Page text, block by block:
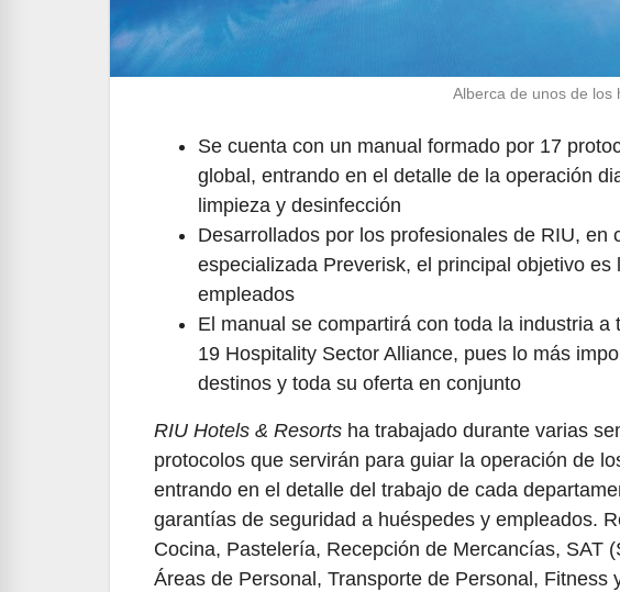
Alberca de unos de los
Se cuenta con un manual formado por 17
global, entrando en el detalle de la operación
limpieza y desinfección
Desarrollados por los profesionales de RIU, en
especializada Preverisk, el principal objetivo
empleados
El manual se compartirá con toda la industria
19 Hospitality Sector Alliance, pues lo más
destinos y toda su oferta en conjunto
RIU Hotels & Resorts ha trabajado durante varias
protocolos que servirán para guiar la operación de
entrando en el detalle del trabajo de cada
garantías de seguridad a huéspedes y empleados.
Cocina, Pastelería, Recepción de Mercancías, SAT
Áreas de Personal, Transporte de Personal, Fitness